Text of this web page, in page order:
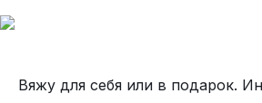
Вяжу для себя или в подарок.